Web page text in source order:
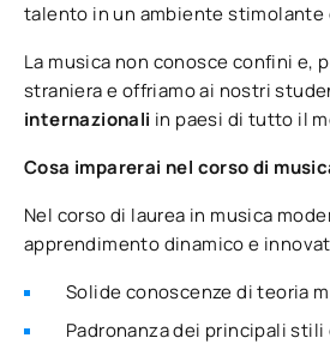
talento in un ambiente stimolante
La musica non conosce confini e,
straniera e offriamo ai nostri
internazionali in paesi di tutto il
Cosa imparerai nel corso di
Nel corso di laurea in musica
apprendimento dinamico e
Solide conoscenze di teoria
Padronanza dei principali